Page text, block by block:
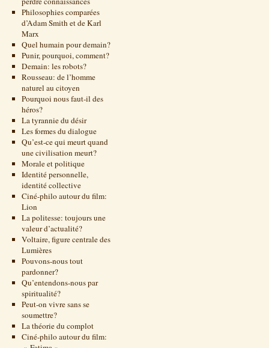
Philosophies comparées
d’Adam Smith et de Karl
Marx
Quel humain pour demain?
Punir, pourquoi, comment?
Demain: les robots?
Rousseau: de l’homme
naturel au citoyen
Pourquoi nous faut-il des
héros?
La tyrannie du désir
Les formes du dialogue
Qu’est-ce qui meurt quand
une civilisation meurt?
Morale et politique
Identité personnelle,
identité collective
Ciné-philo autour du film:
Lion
La politesse: toujours une
valeur d’actualité?
Voltaire, figure centrale des
Lumières
Pouvons-nous tout
pardonner?
Qu’entendons-nous par
spiritualité?
Peut-on vivre sans se
soumettre?
La théorie du complot
Ciné-philo autour du film: